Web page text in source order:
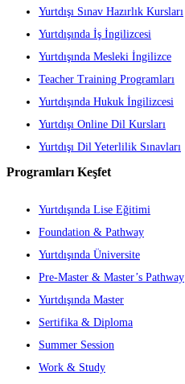
Yurtdışı Sınav Hazırlık Kursları
Yurtdışında İş İngilizcesi
Yurtdışında Mesleki İngilizce
Teacher Training Programları
Yurtdışında Hukuk İngilizcesi
Yurtdışı Online Dil Kursları
Yurtdışı Dil Yeterlilik Sınavları
Programları Keşfet
Yurtdışında Lise Eğitimi
Foundation & Pathway
Yurtdışında Üniversite
Pre-Master & Master’s Pathway
Yurtdışında Master
Sertifika & Diploma
Summer Session
Work & Study